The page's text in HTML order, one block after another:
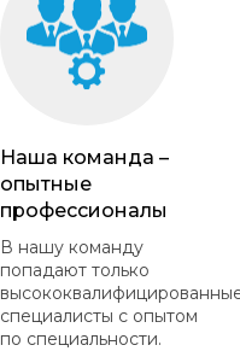
Наша команда –
опытные
профессионалы
В нашу команду
попадают только
специалисты с опытом
по специальности.